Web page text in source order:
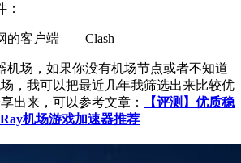
的客户端——Clash
机场，如果你没有机场节点或者不知道
，我可以把最近几年我筛选出来比较优
出来，可以参考文章：
【评测】优质稳
机场游戏加速器推荐